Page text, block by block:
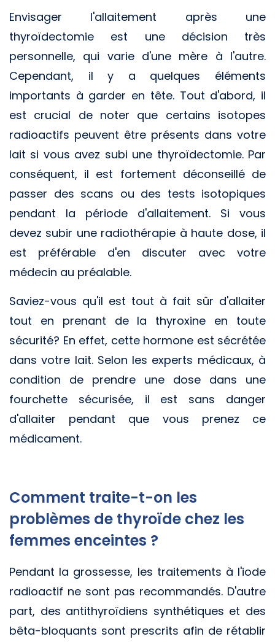
Envisager l'allaitement après une
thyroïdectomie est une décision très
personnelle, qui varie d'une mère à l'autre.
Cependant, il y a quelques éléments
importants à garder en tête. Tout d'abord, il
est crucial de noter que certains isotopes
radioactifs peuvent être présents dans votre
lait si vous avez subi une thyroïdectomie. Par
conséquent, il est fortement déconseillé de
passer des scans ou des tests isotopiques
pendant la période d'allaitement. Si vous
devez subir une radiothérapie à haute dose, il
est préférable d'en discuter avec votre
médecin au préalable.
Saviez-vous qu'il est tout à fait sûr d'allaiter
tout en prenant de la thyroxine en toute
sécurité? En effet, cette hormone est sécrétée
dans votre lait. Selon les experts médicaux, à
condition de prendre une dose dans une
fourchette sécurisée, il est sans danger
d'allaiter pendant que vous prenez ce
médicament.
Comment traite-t-on les
problèmes de thyroïde chez les
femmes enceintes ?
Pendant la grossesse, les traitements à l'iode
radioactif ne sont pas recommandés. D'autre
part, des antithyroïdiens synthétiques et des
bêta-bloquants sont prescrits afin de rétablir